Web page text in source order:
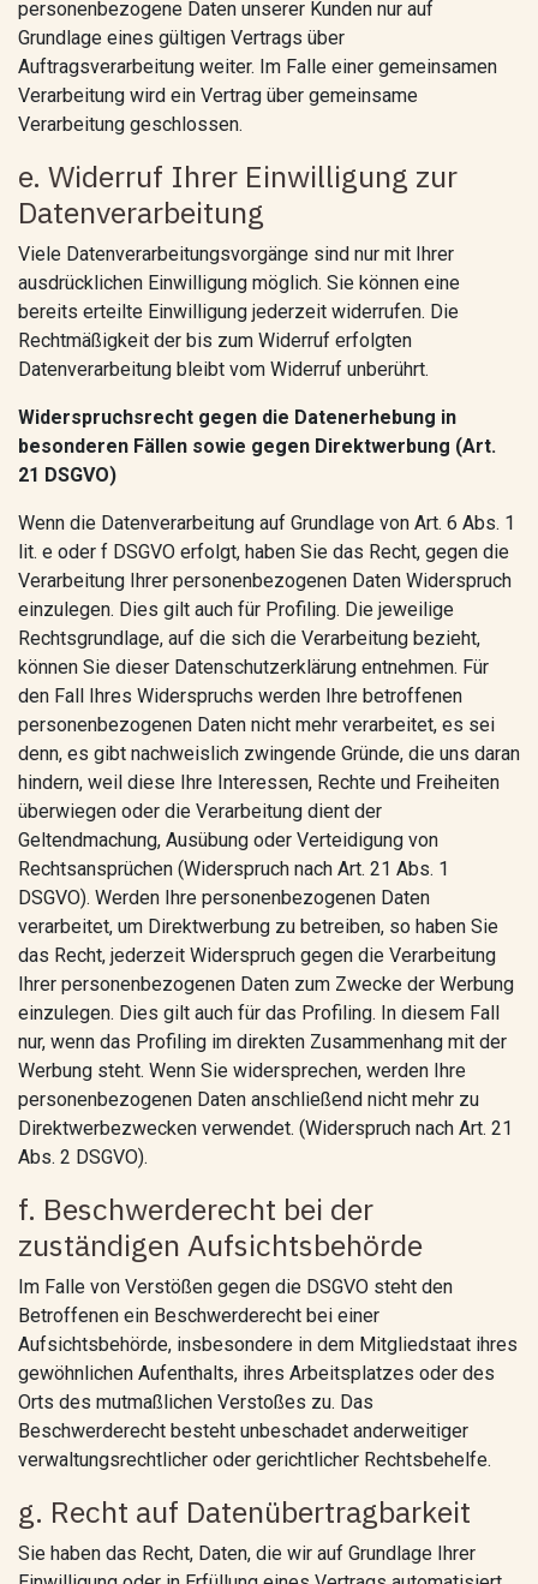
personenbezogene Daten unserer Kunden nur auf
Grundlage eines gültigen Vertrags über
Auftragsverarbeitung weiter. Im Falle einer gemeinsamen
Verarbeitung wird ein Vertrag über gemeinsame
Verarbeitung geschlossen.
e. Widerruf Ihrer Einwilligung zur
Datenverarbeitung
Viele Datenverarbeitungsvorgänge sind nur mit Ihrer
ausdrücklichen Einwilligung möglich. Sie können eine
bereits erteilte Einwilligung jederzeit widerrufen. Die
Rechtmäßigkeit der bis zum Widerruf erfolgten
Datenverarbeitung bleibt vom Widerruf unberührt.
Widerspruchsrecht gegen die Datenerhebung in
besonderen Fällen sowie gegen Direktwerbung (Art.
21 DSGVO)
Wenn die Datenverarbeitung auf Grundlage von Art. 6 Abs. 1
lit. e oder f DSGVO erfolgt, haben Sie das Recht, gegen die
Verarbeitung Ihrer personenbezogenen Daten Widerspruch
einzulegen. Dies gilt auch für Profiling. Die jeweilige
Rechtsgrundlage, auf die sich die Verarbeitung bezieht,
können Sie dieser Datenschutzerklärung entnehmen. Für
den Fall Ihres Widerspruchs werden Ihre betroffenen
personenbezogenen Daten nicht mehr verarbeitet, es sei
denn, es gibt nachweislich zwingende Gründe, die uns daran
hindern, weil diese Ihre Interessen, Rechte und Freiheiten
überwiegen oder die Verarbeitung dient der
Geltendmachung, Ausübung oder Verteidigung von
Rechtsansprüchen (Widerspruch nach Art. 21 Abs. 1
DSGVO). Werden Ihre personenbezogenen Daten
verarbeitet, um Direktwerbung zu betreiben, so haben Sie
das Recht, jederzeit Widerspruch gegen die Verarbeitung
Ihrer personenbezogenen Daten zum Zwecke der Werbung
einzulegen. Dies gilt auch für das Profiling. In diesem Fall
nur, wenn das Profiling im direkten Zusammenhang mit der
Werbung steht. Wenn Sie widersprechen, werden Ihre
personenbezogenen Daten anschließend nicht mehr zu
Direktwerbezwecken verwendet. (Widerspruch nach Art. 21
Abs. 2 DSGVO).
f. Beschwerderecht bei der
zuständigen Aufsichtsbehörde
Im Falle von Verstößen gegen die DSGVO steht den
Betroffenen ein Beschwerderecht bei einer
Aufsichtsbehörde, insbesondere in dem Mitgliedstaat ihres
gewöhnlichen Aufenthalts, ihres Arbeitsplatzes oder des
Orts des mutmaßlichen Verstoßes zu. Das
Beschwerderecht besteht unbeschadet anderweitiger
verwaltungsrechtlicher oder gerichtlicher Rechtsbehelfe.
g. Recht auf Datenübertragbarkeit
Sie haben das Recht, Daten, die wir auf Grundlage Ihrer